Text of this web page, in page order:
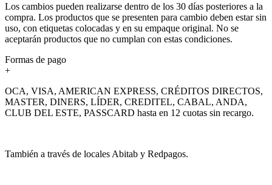
Los cambios pueden realizarse dentro de los 30 días posteriores a la
compra. Los productos que se presenten para cambio deben estar sin
uso, con etiquetas colocadas y en su empaque original. No se
aceptarán productos que no cumplan con estas condiciones.
Formas de pago
+
OCA, VISA, AMERICAN EXPRESS, CRÉDITOS DIRECTOS,
MASTER, DINERS, LÍDER, CREDITEL, CABAL, ANDA,
CLUB DEL ESTE, PASSCARD hasta en 12 cuotas sin recargo.
También a través de locales Abitab y Redpagos.